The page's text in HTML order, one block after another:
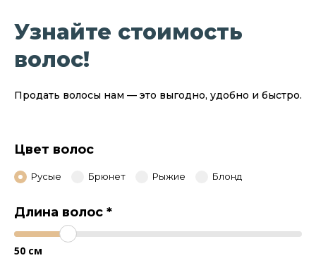
Узнайте стоимость
волос!
Продать волосы нам — это выгодно, удобно и быстро.
Цвет волос
Русые Брюнет Рыжие Блонд
Длина волос *
50 см